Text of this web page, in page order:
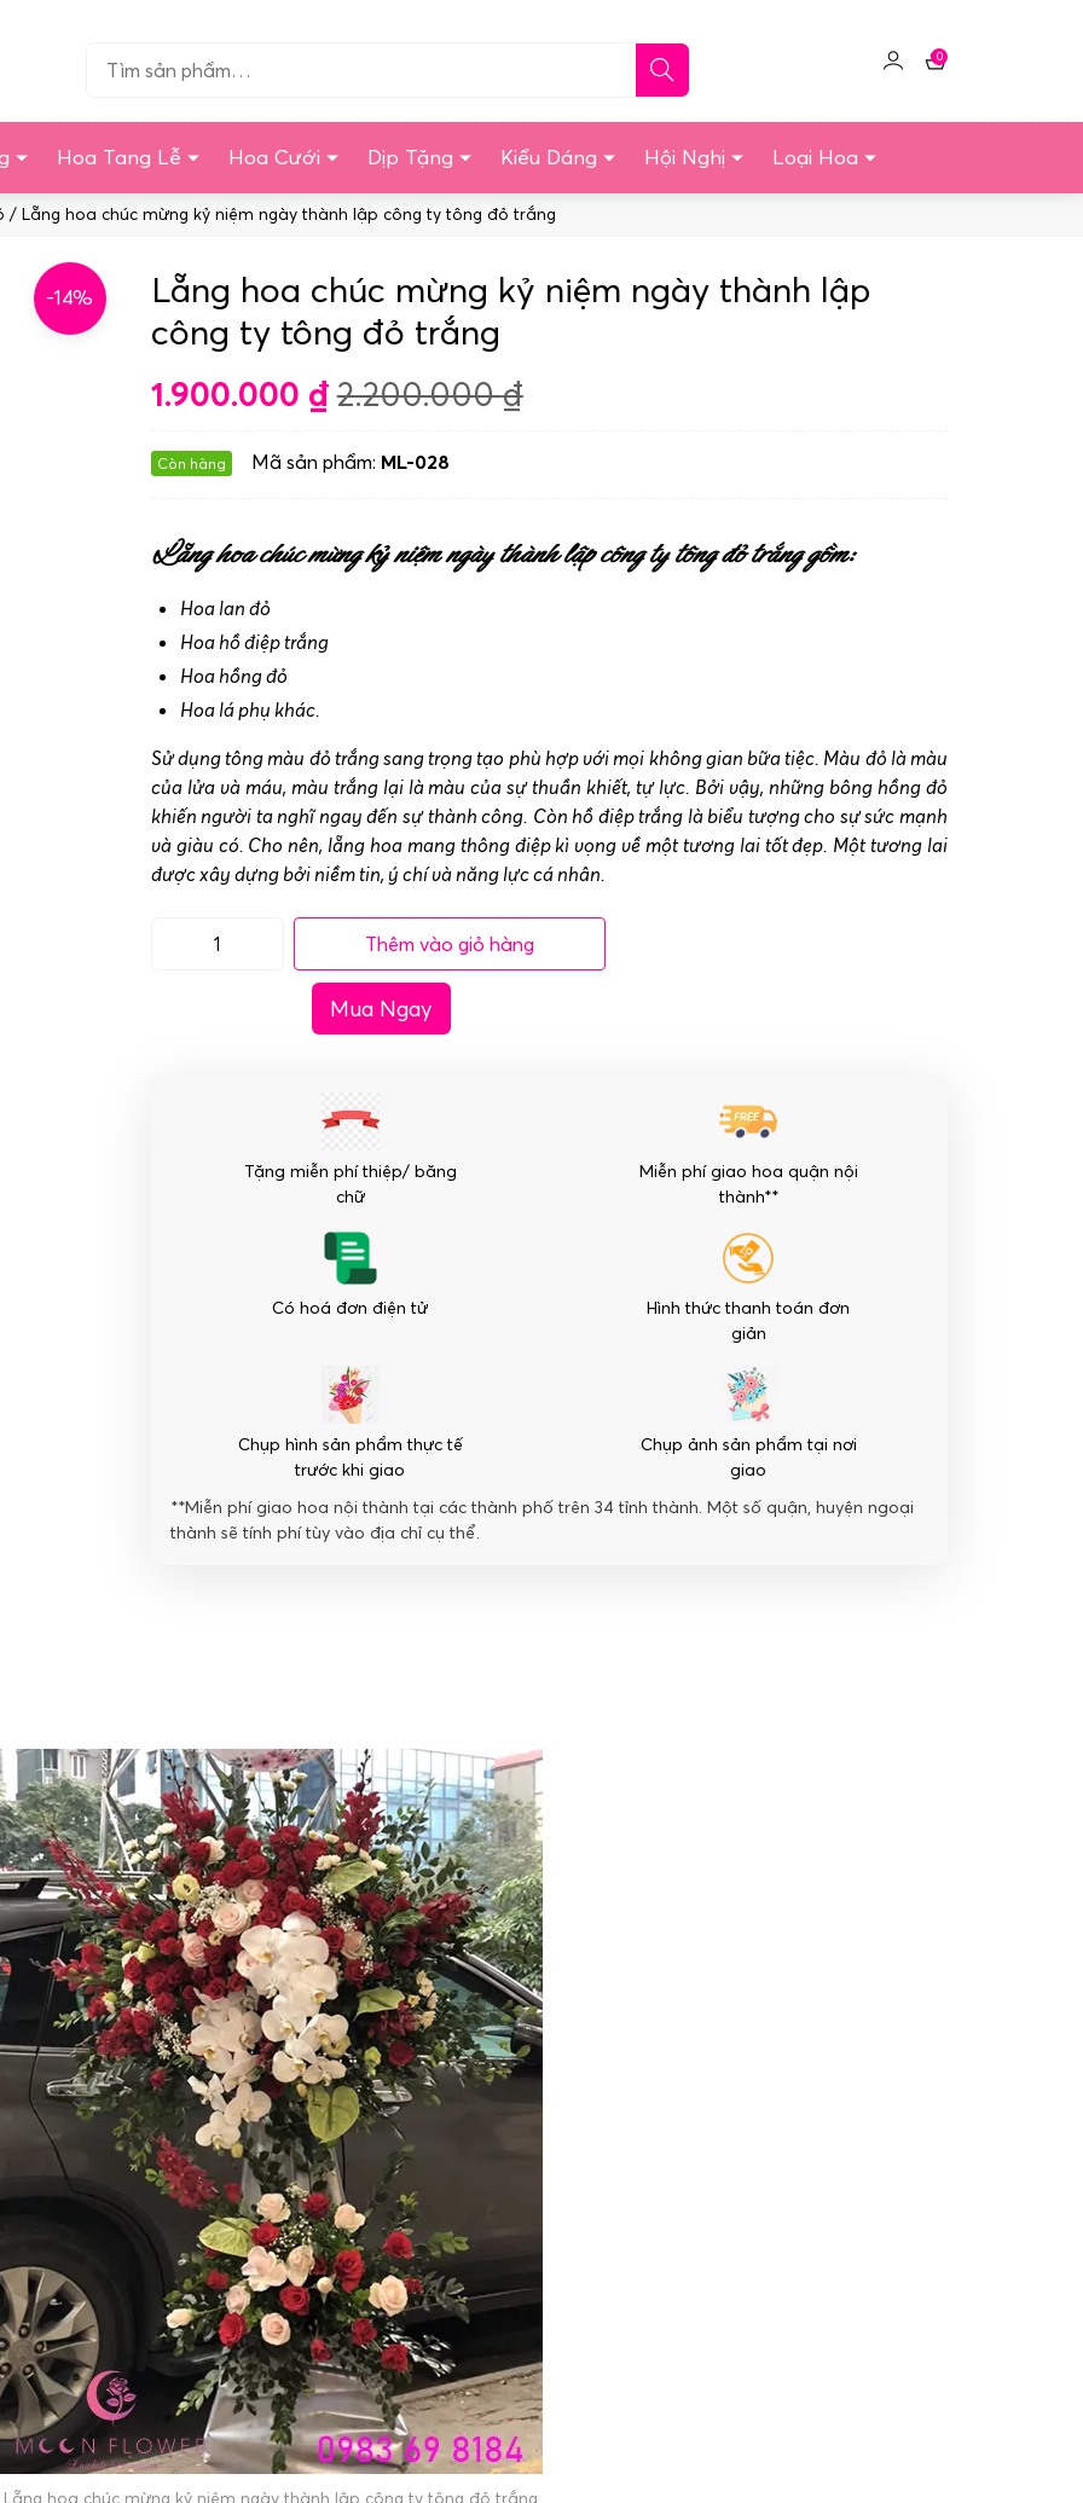
Tìm…
Click
tài
0
Giỏ
Hoa Tang Lễ Hoa Cưới Dịp Tặng Kiểu Dáng Hội Nghị Loại Hoa
/ Lẵng hoa chúc mừng kỷ niệm ngày thành lập công ty tông đỏ trắng
-14%
Lẵng hoa chúc mừng kỷ niệm ngày thành lập
công ty tông đỏ trắng
1.900.000 ₫ 2.200.000₫
Còn hàng Mã sản phẩm: ML-028
Lẵng hoa chúc mừng kỷ niệm ngày thành lập công ty tông đỏ trắng gồm:
Hoa lan đỏ
Hoa hồ điệp trắng
Hoa hồng đỏ
Hoa lá phụ khác.
Sử dụng tông màu đỏ trắng sang trọng tạo phù hợp với mọi không gian bữa tiệc. Màu đỏ là màu
của lửa và máu, màu trắng lại là màu của sự thuần khiết, tự lực. Bởi vậy, những bông hồng đỏ
khiến người ta nghĩ ngay đến sự thành công. Còn hồ điệp trắng là biểu tượng cho sự sức mạnh
và giàu có. Cho nên, lẵng hoa mang thông điệp kì vọng về một tương lai tốt đẹp. Một tương lai
được xây dựng bởi niềm tin, ý chí và năng lực cá nhân.
Lẵng
thành
Thêm vào giỏ hàng
Mua Ngay
Tặng miễn phí thiệp/ băng
chữ
Miễn phí giao hoa quận nội
thành**
Có hoá đơn điện tử
Hình thức thanh toán đơn
giản
Chụp hình sản phẩm thực tế
trước khi giao
Chụp ảnh sản phẩm tại nơi
giao
**Miễn phí giao hoa nội thành tại các thành phố trên 34 tỉnh thành. Một số quận, huyện ngoại
thành sẽ tính phí tùy vào địa chỉ cụ thể.